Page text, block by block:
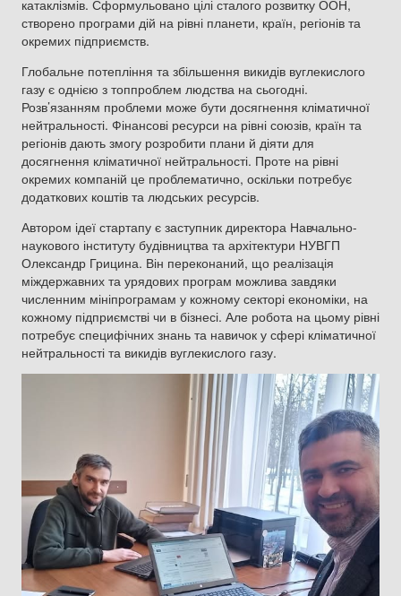
катаклізмів. Сформульовано цілі сталого розвитку ООН,
створено програми дій на рівні планети, країн, регіонів та
окремих підприємств.
Глобальне потепління та збільшення викидів вуглекислого
газу є однією з топпроблем людства на сьогодні.
Розв’язанням проблеми може бути досягнення кліматичної
нейтральності. Фінансові ресурси на рівні союзів, країн та
регіонів дають змогу розробити плани й діяти для
досягнення кліматичної нейтральності. Проте на рівні
окремих компаній це проблематично, оскільки потребує
додаткових коштів та людських ресурсів.
Автором ідеї стартапу є заступник директора Навчально-
наукового інституту будівництва та архітектури НУВГП
Олександр Грицина. Він переконаний, що реалізація
міждержавних та урядових програм можлива завдяки
численним мініпрограмам у кожному секторі економіки, на
кожному підприємстві чи в бізнесі. Але робота на цьому рівні
потребує специфічних знань та навичок у сфері кліматичної
нейтральності та викидів вуглекислого газу.